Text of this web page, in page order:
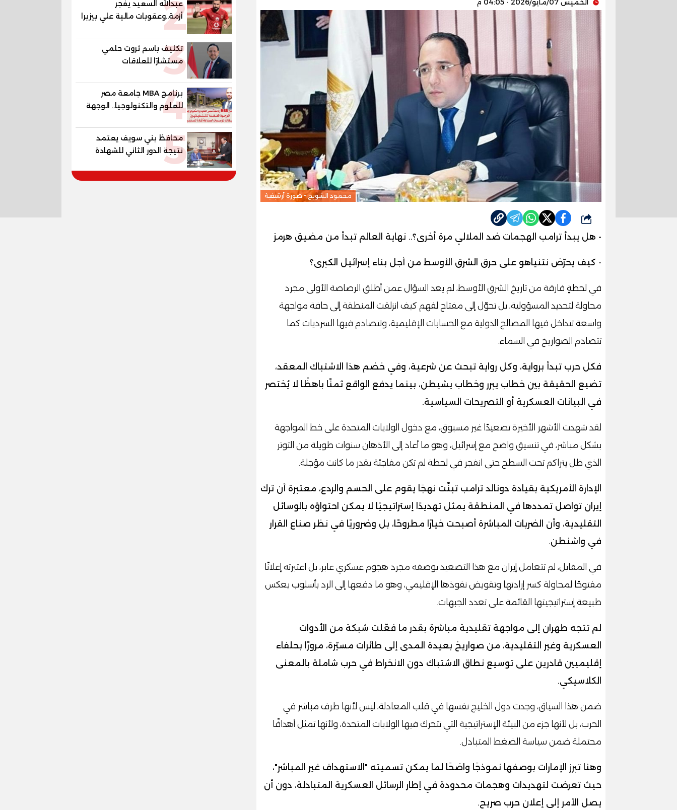
الخميس 07/مايو/2026 - 04:05 م
محمود الشويخ - صورة أرشيفية
شارك
- هل يبدأ ترامب الهجمات ضد الملالي مرة أخرى؟.. نهاية العالم تبدأ من مضيق هرمز
- كيف يحرّض نتنياهو على حرق الشرق الأوسط من أجل بناء إسرائيل الكبرى؟
في لحظةٍ فارقة من تاريخ الشرق الأوسط، لم يعد السؤال عمن أطلق الرصاصة الأولى مجرد
محاولة لتحديد المسؤولية، بل تحوّل إلى مفتاح لفهم كيف انزلقت المنطقة إلى حافة مواجهة
واسعة تتداخل فيها المصالح الدولية مع الحسابات الإقليمية، وتتصادم فيها السرديات كما
تتصادم الصواريخ في السماء.
فكل حرب تبدأ برواية، وكل رواية تبحث عن شرعية، وفي خضم هذا الاشتباك المعقد،
تضيع الحقيقة بين خطاب يبرر وخطاب يشيطن، بينما يدفع الواقع ثمنًا باهظًا لا يُختصر
في البيانات العسكرية أو التصريحات السياسية.
لقد شهدت الأشهر الأخيرة تصعيدًا غير مسبوق، مع دخول الولايات المتحدة على خط المواجهة
بشكل مباشر، في تنسيق واضح مع إسرائيل، وهو ما أعاد إلى الأذهان سنوات طويلة من التوتر
الذي ظل يتراكم تحت السطح حتى انفجر في لحظة لم تكن مفاجئة بقدر ما كانت مؤجلة.
الإدارة الأمريكية بقيادة دونالد ترامب تبنّت نهجًا يقوم على الحسم والردع، معتبرة أن ترك
إيران تواصل تمددها في المنطقة يمثل تهديدًا إستراتيجيًا لا يمكن احتواؤه بالوسائل
التقليدية، وأن الضربات المباشرة أصبحت خيارًا مطروحًا، بل وضروريًا في نظر صناع القرار
في واشنطن.
في المقابل، لم تتعامل إيران مع هذا التصعيد بوصفه مجرد هجوم عسكري عابر، بل اعتبرته إعلانًا
مفتوحًا لمحاولة كسر إرادتها وتقويض نفوذها الإقليمي، وهو ما دفعها إلى الرد بأسلوب يعكس
طبيعة إستراتيجيتها القائمة على تعدد الجبهات.
لم تتجه طهران إلى مواجهة تقليدية مباشرة بقدر ما فعّلت شبكة من الأدوات
العسكرية وغير التقليدية، من صواريخ بعيدة المدى إلى طائرات مسيّرة، مرورًا بحلفاء
إقليميين قادرين على توسيع نطاق الاشتباك دون الانخراط في حرب شاملة بالمعنى
الكلاسيكي.
ضمن هذا السياق، وجدت دول الخليج نفسها في قلب المعادلة، ليس لأنها طرف مباشر في
الحرب، بل لأنها جزء من البيئة الإستراتيجية التي تتحرك فيها الولايات المتحدة، ولأنها تمثل أهدافًا
محتملة ضمن سياسة الضغط المتبادل.
وهنا تبرز الإمارات بوصفها نموذجًا واضحًا لما يمكن تسميته "الاستهداف غير المباشر"،
حيث تعرضت لتهديدات وهجمات محدودة في إطار الرسائل العسكرية المتبادلة، دون أن
يصل الأمر إلى إعلان حرب صريح.
2
عبدالله السعيد يفجر
أزمة..وعقوبات مالية علي بيزيرا
وبانزا
3
تكليف باسم ثروت حلمي
مستشارًا للعلاقات
الدبلوماسية وعضوًا بالهيئة
الاستشارية العليا لمنظمة
«جاد جمينت يوإن»
4
برنامج MBA جامعة مصر
للعلوم والتكنولوجيا.. الوجهة
المفضلة للتنفيذيين وقيادات
المؤسسات لصناعة قادة
المستقبل
5
محافظ بني سويف يعتمد
نتيجة الدور الثاني للشهادة
الإعدادية العامة بنسبة